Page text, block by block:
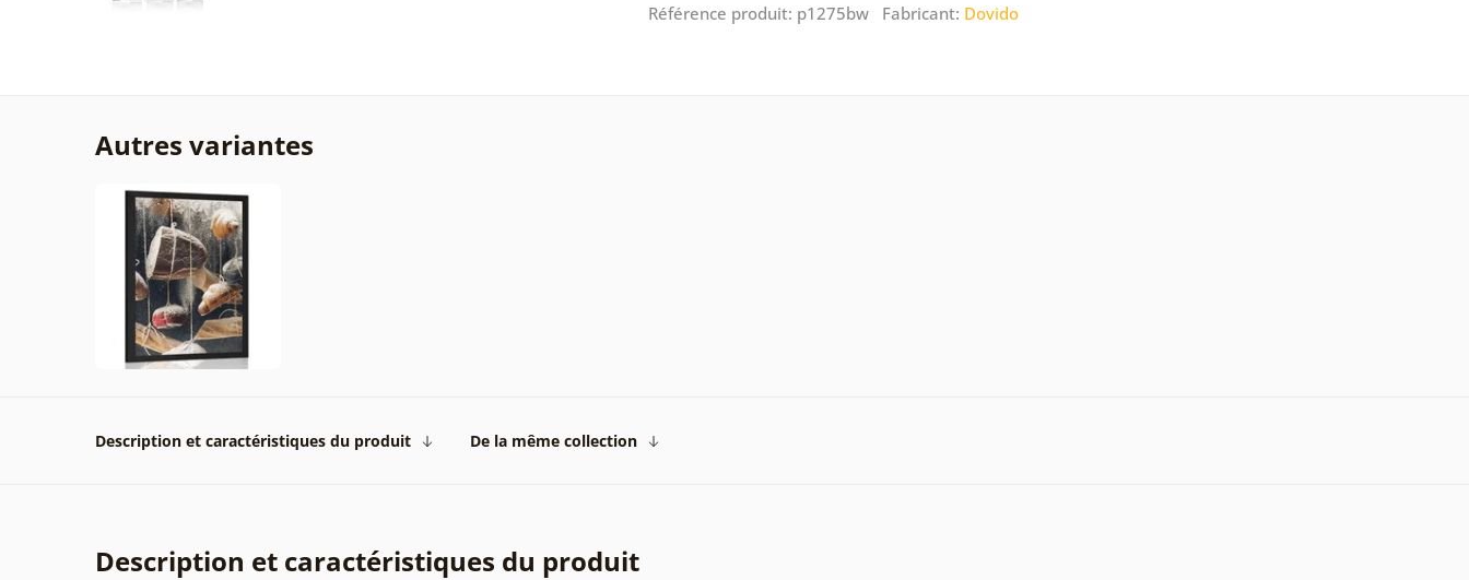
Référence produit: p1275bw Fabricant: Dovido
Autres variantes
Description et caractéristiques du produit De la même collection
Description et caractéristiques du produit